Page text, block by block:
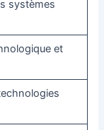
systèmes
et